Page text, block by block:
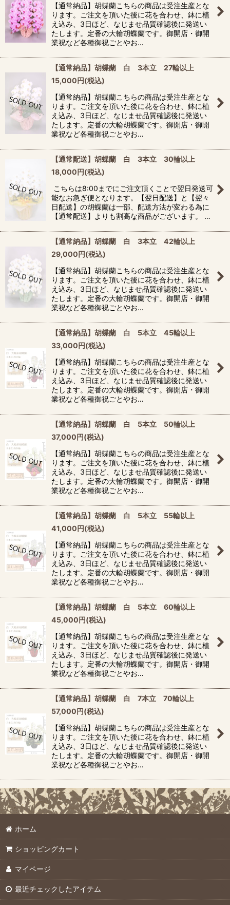
【通常納品】胡蝶蘭こちらの商品は受注生産とな
ります。ご注文を頂いた後に花を合わせ、鉢に植
え込み、3日ほど、なじませ品質確認後に発送い
たします。定番の大輪胡蝶蘭です。御開店・御開
業祝など各種御祝ごとやお…
【通常納品】胡蝶蘭 白 3本立 27輪以上
15,000円(税込)
【通常納品】胡蝶蘭こちらの商品は受注生産とな
ります。ご注文を頂いた後に花を合わせ、鉢に植
え込み、3日ほど、なじませ品質確認後に発送い
たします。定番の大輪胡蝶蘭です。御開店・御開
業祝など各種御祝ごとやお…
【通常配送】胡蝶蘭 白 3本立 30輪以上
18,000円(税込)
こちらは8:00までにご注文頂くことで翌日発送可
能なお急ぎ便となります。【翌日配送】と【翌々
日配送】の胡蝶蘭は一部、配送方法が変わる為に
【通常配送】よりも割高な商品がございます。 …
【通常納品】胡蝶蘭 白 3本立 42輪以上
29,000円(税込)
【通常納品】胡蝶蘭こちらの商品は受注生産とな
ります。ご注文を頂いた後に花を合わせ、鉢に植
え込み、3日ほど、なじませ品質確認後に発送い
たします。定番の大輪胡蝶蘭です。御開店・御開
業祝など各種御祝ごとやお…
【通常納品】胡蝶蘭 白 5本立 45輪以上
33,000円(税込)
【通常納品】胡蝶蘭こちらの商品は受注生産とな
ります。ご注文を頂いた後に花を合わせ、鉢に植
え込み、3日ほど、なじませ品質確認後に発送い
たします。定番の大輪胡蝶蘭です。御開店・御開
業祝など各種御祝ごとやお…
【通常納品】胡蝶蘭 白 5本立 50輪以上
37,000円(税込)
【通常納品】胡蝶蘭こちらの商品は受注生産とな
ります。ご注文を頂いた後に花を合わせ、鉢に植
え込み、3日ほど、なじませ品質確認後に発送い
たします。定番の大輪胡蝶蘭です。御開店・御開
業祝など各種御祝ごとやお…
【通常納品】胡蝶蘭 白 5本立 55輪以上
41,000円(税込)
【通常納品】胡蝶蘭こちらの商品は受注生産とな
ります。ご注文を頂いた後に花を合わせ、鉢に植
え込み、3日ほど、なじませ品質確認後に発送い
たします。定番の大輪胡蝶蘭です。御開店・御開
業祝など各種御祝ごとやお…
【通常納品】胡蝶蘭 白 5本立 60輪以上
45,000円(税込)
【通常納品】胡蝶蘭こちらの商品は受注生産とな
ります。ご注文を頂いた後に花を合わせ、鉢に植
え込み、3日ほど、なじませ品質確認後に発送い
たします。定番の大輪胡蝶蘭です。御開店・御開
業祝など各種御祝ごとやお…
【通常納品】胡蝶蘭 白 7本立 70輪以上
57,000円(税込)
【通常納品】胡蝶蘭こちらの商品は受注生産とな
ります。ご注文を頂いた後に花を合わせ、鉢に植
え込み、3日ほど、なじませ品質確認後に発送い
たします。定番の大輪胡蝶蘭です。御開店・御開
業祝など各種御祝ごとやお…
ホーム
ショッピングカート
マイページ
最近チェックしたアイテム